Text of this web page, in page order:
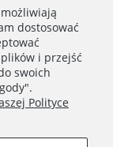
dostosować
i przejść
swoich
Polityce